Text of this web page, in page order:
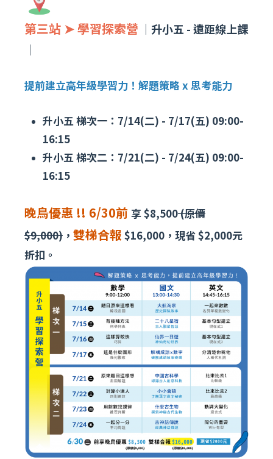
第三站 ➤ 學習探索營 ｜升小五 - 遠距線上課
｜
提前建立高年級學習力！解題策略 x 思考能力
升小五 梯次一：7/14(二) - 7/17(五) 09:00-
16:15
升小五 梯次二：7/21(二) - 7/24(五) 09:00-
16:15
晚鳥優惠 !! 6/30前 享 $8,500(原價
$9,000) ， 雙梯合報 $16,000，現省 $2,000元
折扣。